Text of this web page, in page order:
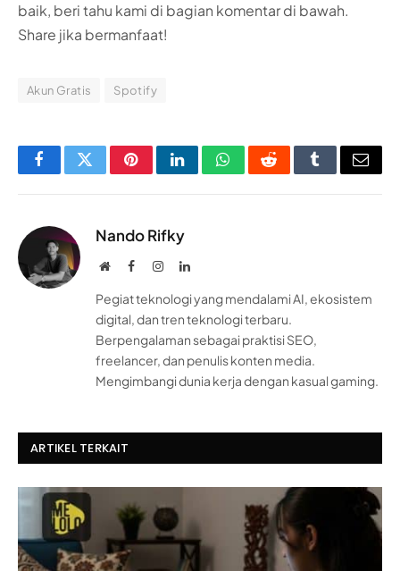
baik, beri tahu kami di bagian komentar di bawah.
Share jika bermanfaat!
Akun Gratis Spotify
FacebookTwitterPinterestLinkedInWhatsAppRedditTumblrEmail
Nando Rifky
WebsiteFacebookInstagramLinkedIn
Pegiat teknologi yang mendalami AI, ekosistem
digital, dan tren teknologi terbaru.
Berpengalaman sebagai praktisi SEO,
freelancer, dan penulis konten media.
Mengimbangi dunia kerja dengan kasual gaming.
ARTIKEL TERKAIT